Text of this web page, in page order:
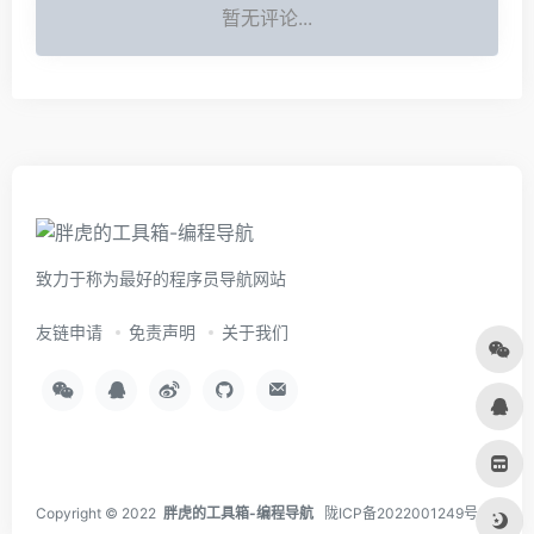
暂无评论...
致力于称为最好的程序员导航网站
友链申请 免责声明 关于我们
Copyright © 2022 胖虎的工具箱-编程导航 陇ICP备2022001249号